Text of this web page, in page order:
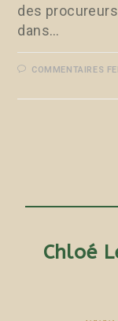
des
dans…
COMMENTAIRES
Chloé